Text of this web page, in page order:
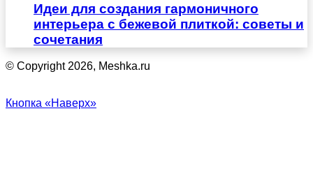
Идеи для создания гармоничного
интерьера с бежевой плиткой: советы и
сочетания
© Copyright 2026, Meshka.ru
Кнопка «Наверх»